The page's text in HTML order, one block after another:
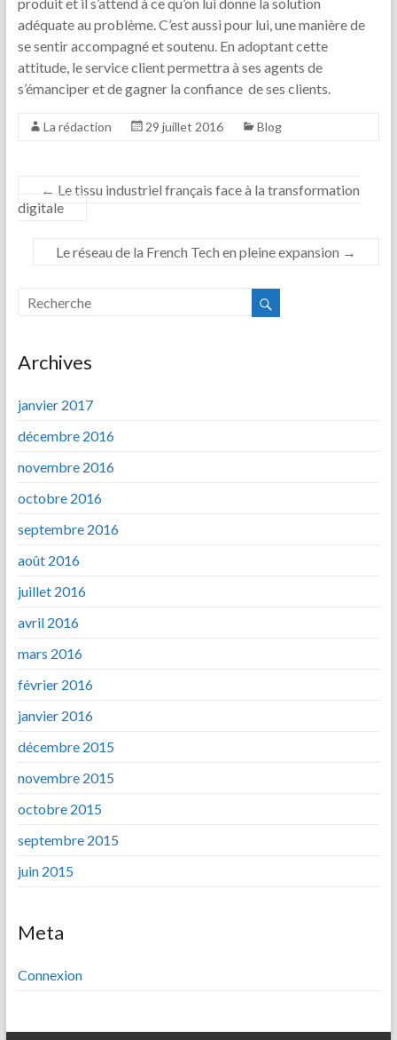
produit et il s’attend à ce qu’on lui donne la solution
adéquate au problème. C’est aussi pour lui, une manière de
se sentir accompagné et soutenu. En adoptant cette
attitude, le service client permettra à ses agents de
s’émanciper et de gagner la confiance de ses clients.
La rédaction 29 juillet 2016 Blog
← Le tissu industriel français face à la transformation
digitale
Le réseau de la French Tech en pleine expansion →
Archives
janvier 2017
décembre 2016
novembre 2016
octobre 2016
septembre 2016
août 2016
juillet 2016
avril 2016
mars 2016
février 2016
janvier 2016
décembre 2015
novembre 2015
octobre 2015
septembre 2015
juin 2015
Meta
Connexion